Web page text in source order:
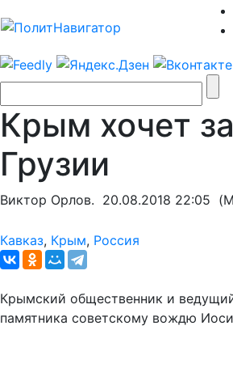
Крым хочет
Грузии
Виктор Орлов. 20.08.2018 22:05
Кавказ, Крым, Россия
Крымский общественник и
памятника советскому вождю